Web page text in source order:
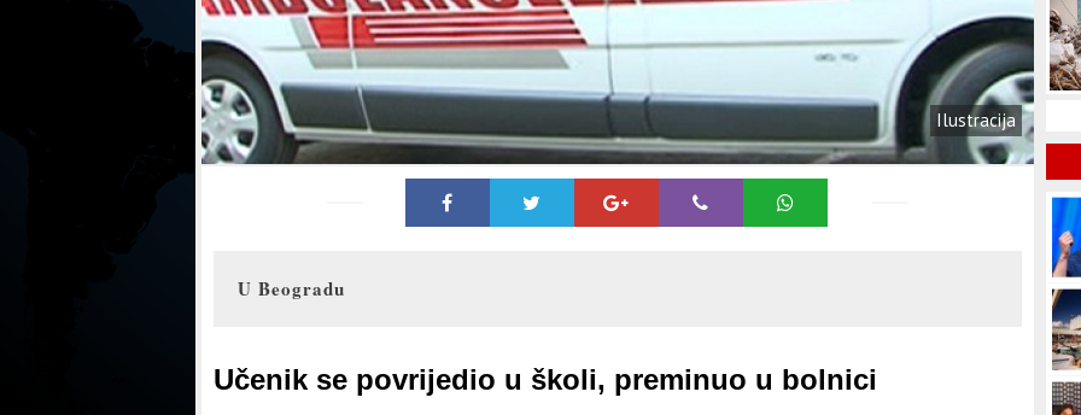
Ilustracija
U Beogradu
Učenik se povrijedio u školi, preminuo u bolnici